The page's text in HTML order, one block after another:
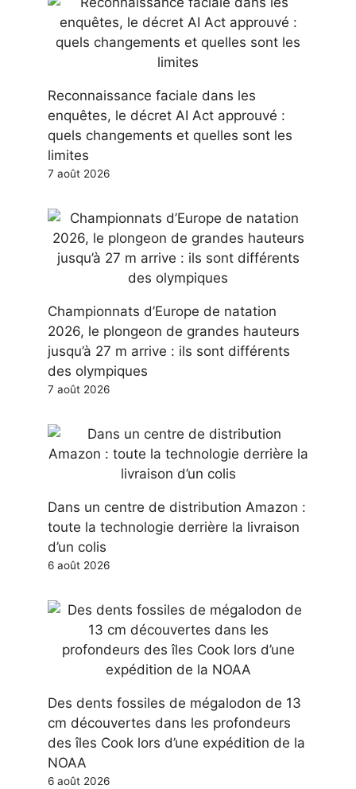
Reconnaissance faciale dans les
enquêtes, le décret AI Act approuvé :
quels changements et quelles sont les
limites
7 août 2026
Championnats d’Europe de natation
2026, le plongeon de grandes hauteurs
jusqu’à 27 m arrive : ils sont différents
des olympiques
7 août 2026
Dans un centre de distribution Amazon :
toute la technologie derrière la livraison
d’un colis
6 août 2026
Des dents fossiles de mégalodon de 13
cm découvertes dans les profondeurs
des îles Cook lors d’une expédition de la
NOAA
6 août 2026